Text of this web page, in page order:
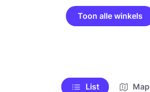
Toon alle winkels
List Map